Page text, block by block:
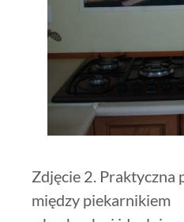
Zdjęcie 2. Praktyczna
między piekarnikiem